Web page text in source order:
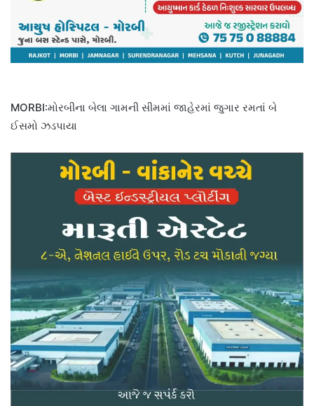
MORBI:મોરબીના બેલા ગામની સીમમાં જાહેરમાં જુગાર રમતાં બે
ઈસમો ઝડપાયા